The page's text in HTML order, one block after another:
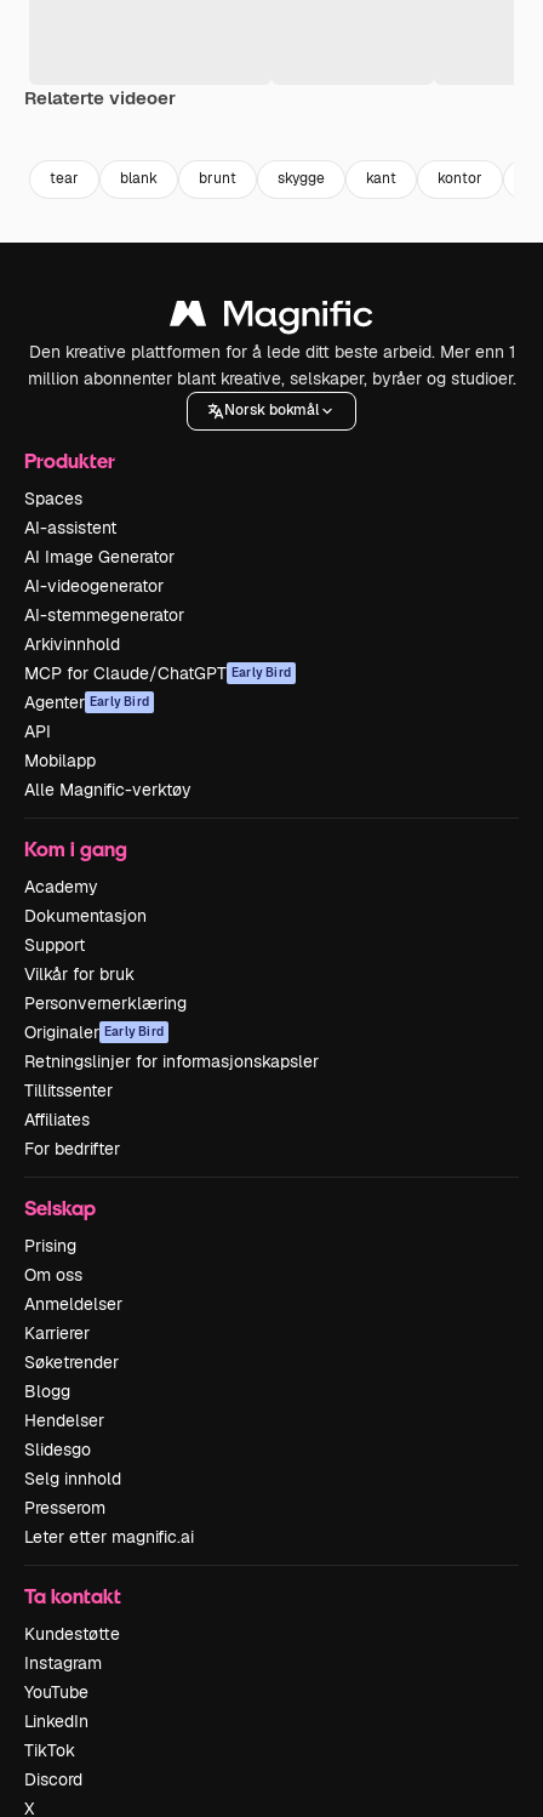
Relaterte videoer
tear blank brunt skygge kant kontor
Den kreative plattformen for å lede ditt beste arbeid. Mer enn 1
million abonnenter blant kreative, selskaper, byråer og studioer.
Norsk bokmål
Produkter
Spaces
AI-assistent
AI Image Generator
AI-videogenerator
AI-stemmegenerator
Arkivinnhold
MCP for Claude/ChatGPT Early Bird
Agenter Early Bird
API
Mobilapp
Alle Magnific-verktøy
Kom i gang
Academy
Dokumentasjon
Support
Vilkår for bruk
Personvernerklæring
Originaler Early Bird
Retningslinjer for informasjonskapsler
Tillitssenter
Affiliates
For bedrifter
Selskap
Prising
Om oss
Anmeldelser
Karrierer
Søketrender
Blogg
Hendelser
Slidesgo
Selg innhold
Presserom
Leter etter magnific.ai
Ta kontakt
Kundestøtte
Instagram
YouTube
LinkedIn
TikTok
Discord
X